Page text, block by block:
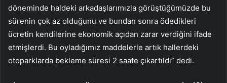
döneminde haldeki arkadaşlarımızla görüştüğümüzde bu
sürenin çok az olduğunu ve bundan sonra ödedikleri
ücretin kendilerine ekonomik açıdan zarar verdiğini ifade
etmişlerdi. Bu oyladığımız maddelerle artık hallerdeki
otoparklarda bekleme süresi 2 saate çıkartıldı” dedi.